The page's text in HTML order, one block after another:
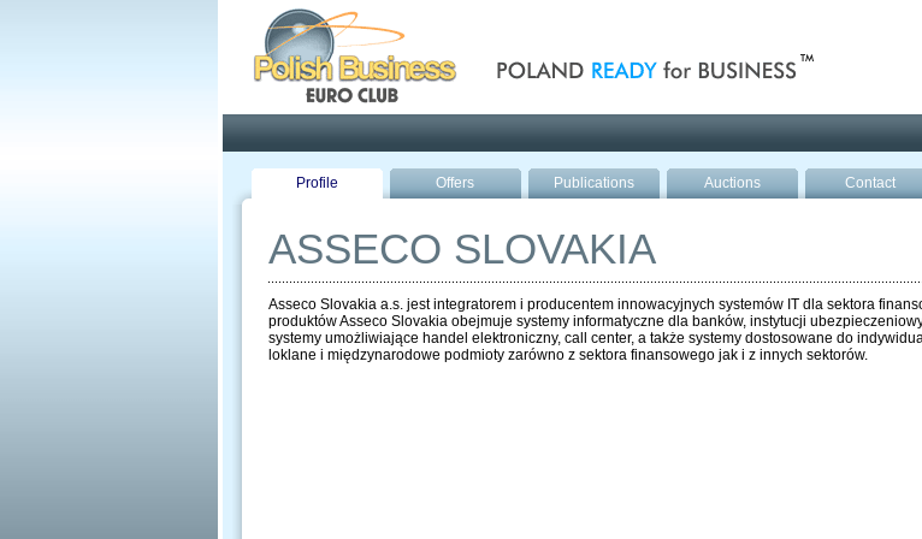
Profile Offers Publications Auctions Contact
ASSECO SLOVAKIA
Asseco Slovakia a.s. jest integratorem i producentem innowacyjnych systemów IT dla sektora
produktów Asseco Slovakia obejmuje systemy informatyczne dla banków, instytucji
systemy umożliwiające handel elektroniczny, call center, a także systemy dostosowane do
loklane i międzynarodowe podmioty zarówno z sektora finansowego jak i z innych sektorów.